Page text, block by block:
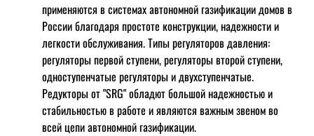
применяются в системах автономной газификации домов в
России благодаря простоте конструкции, надежности и
легкости обслуживания. Типы регуляторов давления:
регуляторы первой ступени, регуляторы второй ступени,
одноступенчатые регуляторы и двухступенчатые.
Редукторы от "SRG" обладют большой надежностью и
стабильностью в работе и являются важным звеном во
всей цепи автономной газификации.